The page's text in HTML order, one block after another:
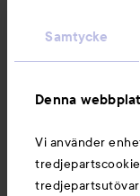
Samtycke
Denna
Vi använder
Du kanske